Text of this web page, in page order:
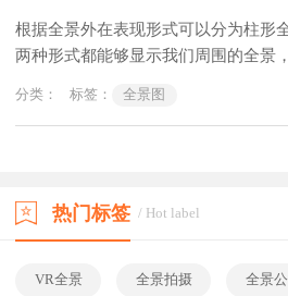
根据全景外在表现形式可以分为柱形
两种形式都能够显示我们周围的全景
分类： 标签： 全景图
热门标签 / Hot label
VR全景 全景拍摄 全景公